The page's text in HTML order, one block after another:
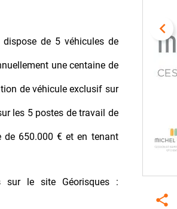
dispose de 5 véhicules de
une centaine de
de véhicule exclusif sur
les 5 postes de travail de
de 650.000 € et en tenant
sur le site Géorisques :
navigate_before
share